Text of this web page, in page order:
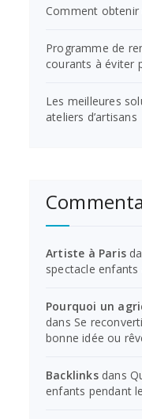
Comment obtenir
Programme de
courants à éviter
Les meilleures
ateliers d’artisans
Artiste à Paris
spectacle enfants
Pourquoi un
dans Se
bonne idée ou
Backlinksdans
enfants pendant